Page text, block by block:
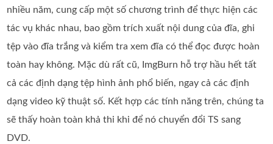
nhiều năm, cung cấp một số chương trình để thực hiện các
tác vụ khác nhau, bao gồm trích xuất nội dung của đĩa, ghi
tệp vào đĩa trắng và kiểm tra xem đĩa có thể đọc được hoàn
toàn hay không. Mặc dù rất cũ, ImgBurn hỗ trợ hầu hết tất
cả các định dạng tệp hình ảnh phổ biến, ngay cả các định
dạng video kỹ thuật số. Kết hợp các tính năng trên, chúng ta
sẽ thấy hoàn toàn khả thi khi để nó chuyển đổi TS sang
DVD.